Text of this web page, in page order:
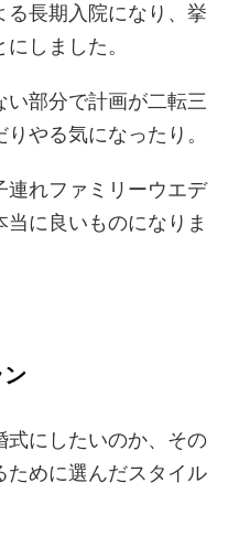
る長期入院になり、挙
しました。
い部分で計画が二転三
やる気になったり。
連れファミリーウエデ
に良いものになりま
式にしたいのか、その
ために選んだスタイル